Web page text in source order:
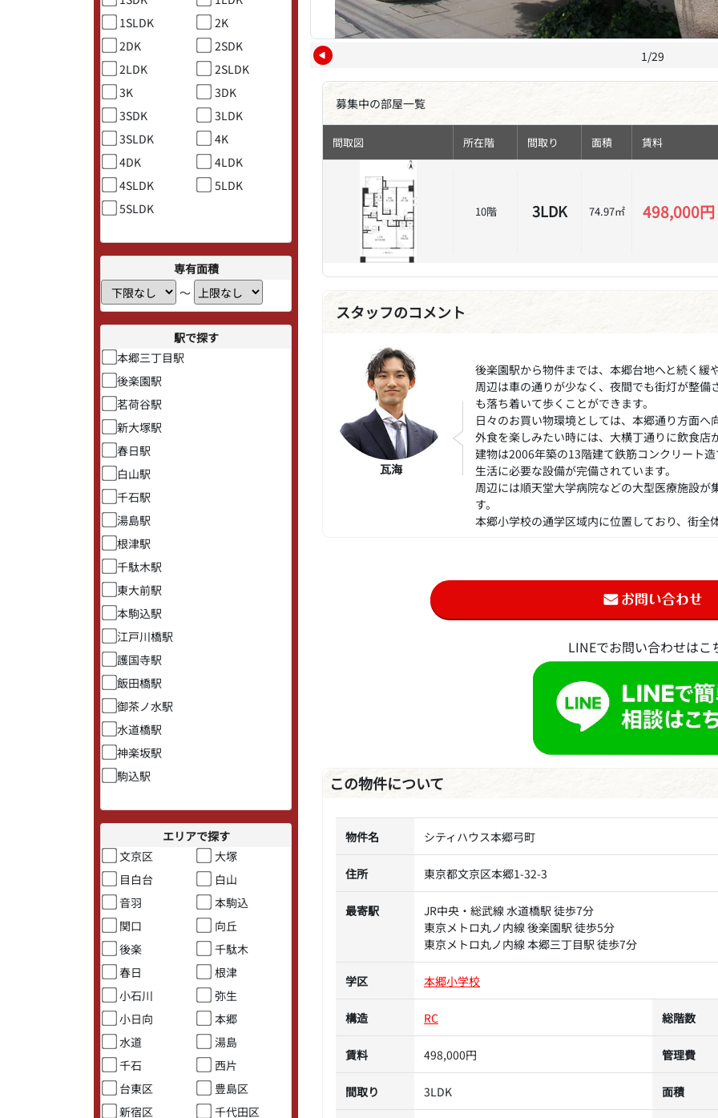
1SLDK
2K
2DK
2SDK
2LDK
2SLDK
3K
3DK
3SDK
3LDK
3SLDK
4K
4DK
4LDK
4SLDK
5LDK
5SLDK
専有面積
〜
駅で探す
本郷三丁目駅
後楽園駅
茗荷谷駅
新大塚駅
春日駅
白山駅
千石駅
湯島駅
根津駅
千駄木駅
東大前駅
本駒込駅
江戸川橋駅
護国寺駅
飯田橋駅
御茶ノ水駅
水道橋駅
神楽坂駅
駒込駅
エリアで探す
文京区
大塚
目白台
白山
音羽
本駒込
関口
向丘
後楽
千駄木
春日
根津
小石川
弥生
小日向
本郷
水道
湯島
千石
西片
台東区
豊島区
新宿区
千代田区
1/29
募集中の部屋一覧
間取図 所在階 間取り 面積 賃料
10階 3LDK 74.97㎡ 498,000円
スタッフのコメント
瓦海
後楽園駅から物件までは、本郷台地へと続く緩
周辺は車の通りが少なく、夜間でも街灯が整
も落ち着いて歩くことができます。
日々のお買い物環境としては、本郷通り方面
外食を楽しみたい時には、大横丁通りに飲食店
建物は2006年築の13階建て鉄筋コンクリート
生活に必要な設備が完備されています。
周辺には順天堂大学病院などの大型医療施設
す。
本郷小学校の通学区域内に位置しており、街
LINEでお問い合わせはこ
この物件について
物件名 シティハウス本郷弓町
住所 東京都文京区本郷1-32-3
最寄駅
JR中央・総武線 水道橋駅 徒歩7分
東京メトロ丸ノ内線 後楽園駅 徒歩5分
東京メトロ丸ノ内線 本郷三丁目駅 徒歩7分
学区 本郷小学校
構造 RC 総階数
賃料 498,000円 管理費
間取り 3LDK 面積